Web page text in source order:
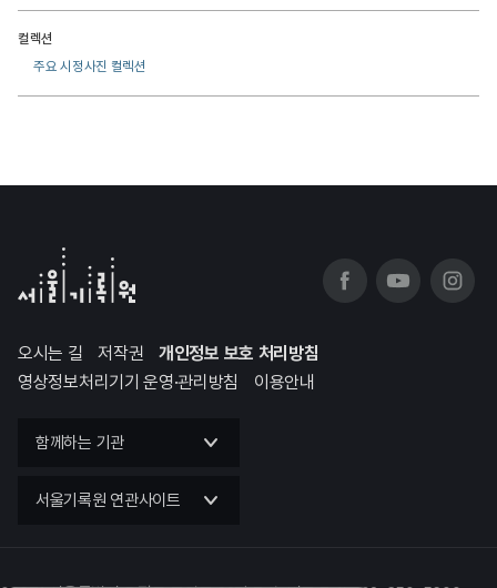
컬렉션
주요 시정사진 컬렉션
오시는 길 저작권
개인정보 보호 처리방침
영상정보처리기기 운영·관리방침
이용안내
함께하는 기관
서울기록원 연관사이트